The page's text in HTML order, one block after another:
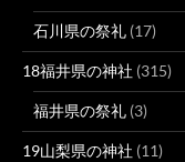
石川県の祭礼 (17)
18福井県の神社 (315)
福井県の祭礼 (3)
19山梨県の神社 (11)